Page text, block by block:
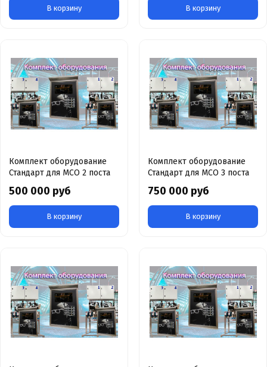
В корзину В корзину
Комплект оборудование
Стандарт для МСО 2 поста
500 000 руб
В корзину
Комплект оборудование
Стандарт для МСО 3 поста
750 000 руб
В корзину